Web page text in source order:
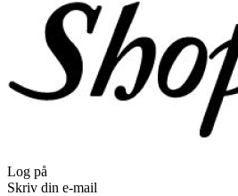
Log på
Skriv din e-mail